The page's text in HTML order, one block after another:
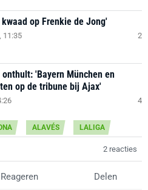
op Frenkie de Jong'
11:35 2
'Bayern München en
op de tribune bij Ajax'
4
ALAVÉS LALIGA
2 reacties
Reageren Delen